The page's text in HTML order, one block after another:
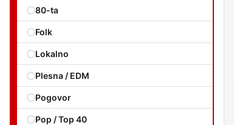
80-ta
Folk
Lokalno
Plesna / EDM
Pogovor
Pop / Top 40